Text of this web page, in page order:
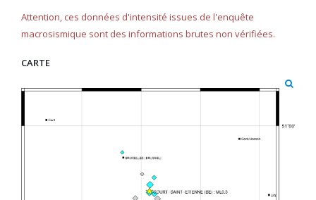
Attention, ces données d'intensité issues de l'enquête
macrosismique sont des informations brutes non vérifiées.
CARTE